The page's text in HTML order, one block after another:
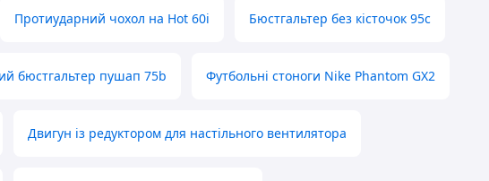
Протиударний чохол на Hot 60i Бюстгальтер без кісточок 95с
бюстгальтер пушап 75b Футбольні стоноги Nike Phantom GX2
Двигун із редуктором для настільного вентилятора